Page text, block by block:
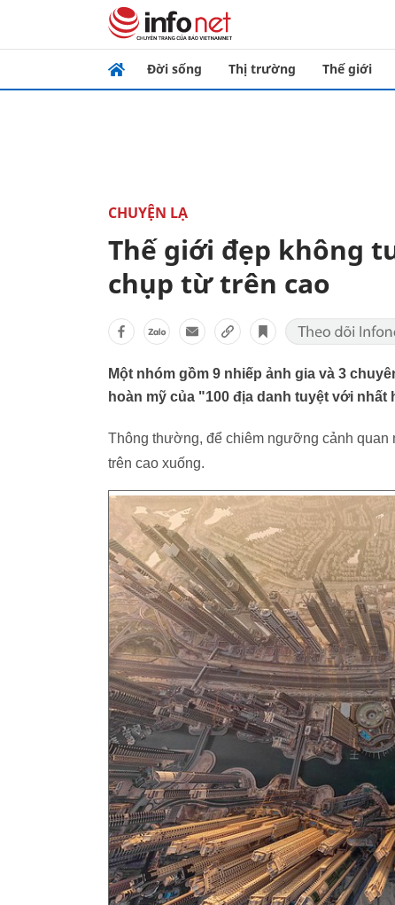
Đời sống Thị trường Thế giới
CHUYỆN LẠ
Thế giới đẹp không
chụp từ trên cao
Một nhóm gồm 9 nhiếp ảnh gia và 3
hoàn mỹ của "100 địa danh tuyệt với
Thông thường, để chiêm ngưỡng cảnh quan
trên cao xuống.